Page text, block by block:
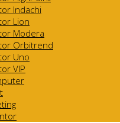
Indachi
Lion
Modera
Orbitrend
Uno
VIP